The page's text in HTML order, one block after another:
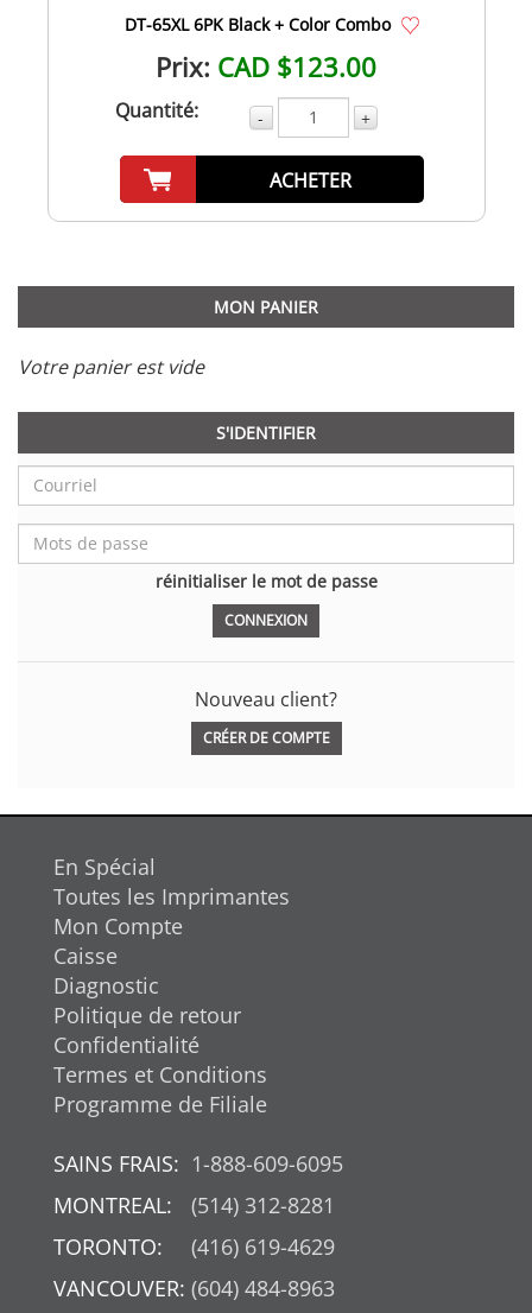
DT-65XL 6PK Black + Color Combo
Prix: CAD $123.00
Quantité: - +
ACHETER
MON PANIER
Votre panier est vide
S'IDENTIFIER
réinitialiser le mot de passe
Nouveau client?
CRÉER DE COMPTE
En Spécial
Toutes les Imprimantes
Mon Compte
Caisse
Diagnostic
Politique de retour
Confidentialité
Termes et Conditions
Programme de Filiale
SAINS FRAIS: 1-888-609-6095
MONTREAL:
(514) 312-8281
TORONTO:
(416) 619-4629
VANCOUVER: (604) 484-8963